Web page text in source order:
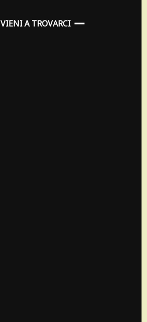
VIENI A TROVARCI